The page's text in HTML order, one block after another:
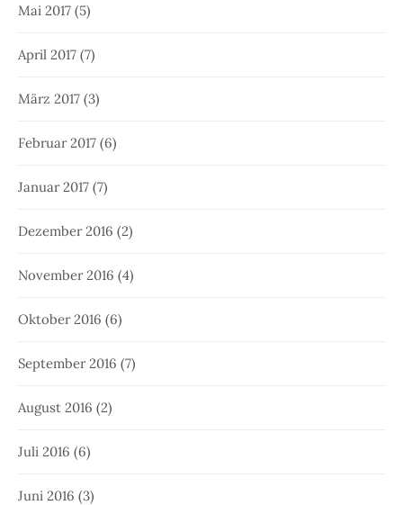
Mai 2017 (5)
April 2017 (7)
März 2017 (3)
Februar 2017 (6)
Januar 2017 (7)
Dezember 2016 (2)
November 2016 (4)
Oktober 2016 (6)
September 2016 (7)
August 2016 (2)
Juli 2016 (6)
Juni 2016 (3)